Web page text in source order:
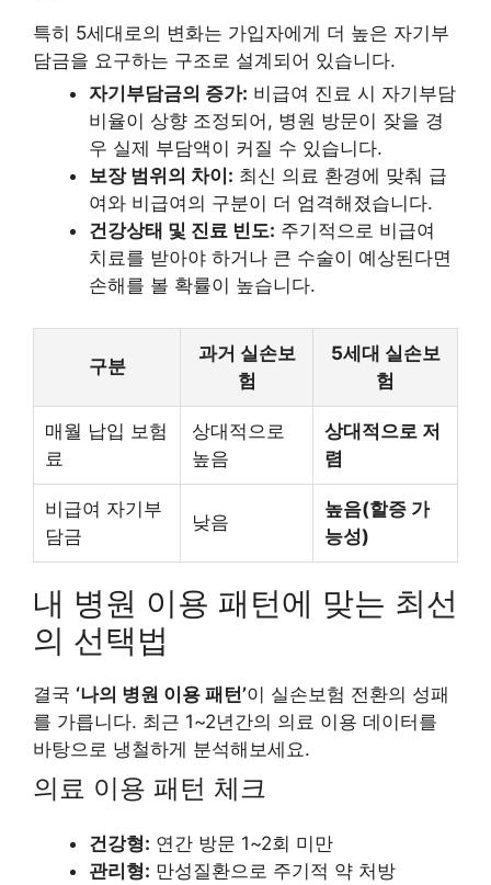
특히 5세대로의 변화는 가입자에게 더 높은 자기부
담금을 요구하는 구조로 설계되어 있습니다.
자기부담금의 증가: 비급여 진료 시 자기부담
비율이 상향 조정되어, 병원 방문이 잦을 경
우 실제 부담액이 커질 수 있습니다.
보장 범위의 차이: 최신 의료 환경에 맞춰 급
여와 비급여의 구분이 더 엄격해졌습니다.
건강상태 및 진료 빈도: 주기적으로 비급여
치료를 받아야 하거나 큰 수술이 예상된다면
손해를 볼 확률이 높습니다.
구분
과거 실손보
험
5세대 실손보
험
매월 납입 보험
료
상대적으로
높음
상대적으로 저
렴
비급여 자기부
담금
낮음
높음(할증 가
능성)
내 병원 이용 패턴에 맞는 최선
의 선택법
결국 ‘나의 병원 이용 패턴’이 실손보험 전환의 성패
를 가릅니다. 최근 1~2년간의 의료 이용 데이터를
바탕으로 냉철하게 분석해보세요.
의료 이용 패턴 체크
건강형: 연간 방문 1~2회 미만
관리형: 만성질환으로 주기적 약 처방